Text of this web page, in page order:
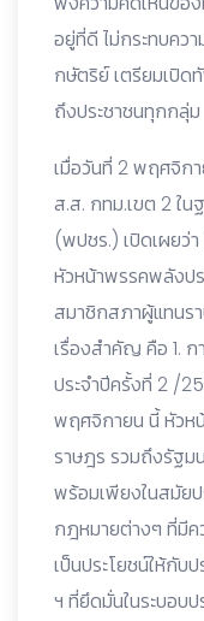
อยู่ที่ดี ไม่กระทบคว
กษัตริย์ เตรียมเปิด
ถึงประชาชนทุกกลุ่ม
เมื่อวันที่ 2 พฤศจิก
ส.ส. กทม.เขต 2 ใน
(พปชร.) เปิดเผยว่
หัวหน้าพรรคพลังปร
สมาชิกสภาผู้แทนร
เรื่องสำคัญ คือ 1.
ประจำปีครั้งที่ 2 /
พฤศจิกายน นี้ หัวห
ราษฎร รวมถึงรัฐม
พร้อมเพียงในสมัย
กฎหมายต่างๆ ที่มีค
เป็นประโยชน์ให้กับ
ฯ ที่ยึดมั่นในระบอบ